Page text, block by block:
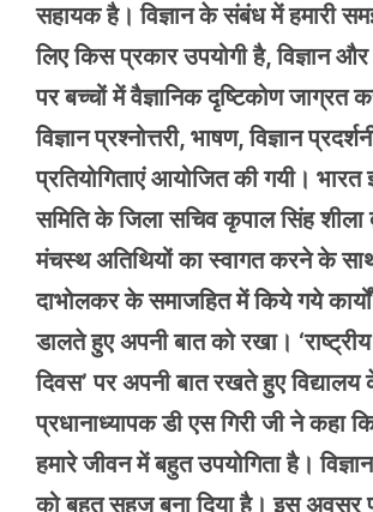
सहायक है। विज्ञान के संबंध में हमारी
लिए किस प्रकार उपयोगी है, विज्ञान और
पर बच्चों में वैज्ञानिक दृष्टिकोण जाग्रत
विज्ञान प्रश्नोत्तरी, भाषण, विज्ञान
प्रतियोगिताएं आयोजित की गयी। भारत
समिति के जिला सचिव कृपाल सिंह शीला
मंचस्थ अतिथियों का स्वागत करने के
दाभोलकर के समाजहित में किये गये
डालते हुए अपनी बात को रखा।
दिवस’ पर अपनी बात रखते हुए विद्यालय
प्रधानाध्यापक डी एस गिरी जी ने कहा
हमारे जीवन में बहुत उपयोगिता है।
को बहुत सहज बना दिया है। इस अवसर